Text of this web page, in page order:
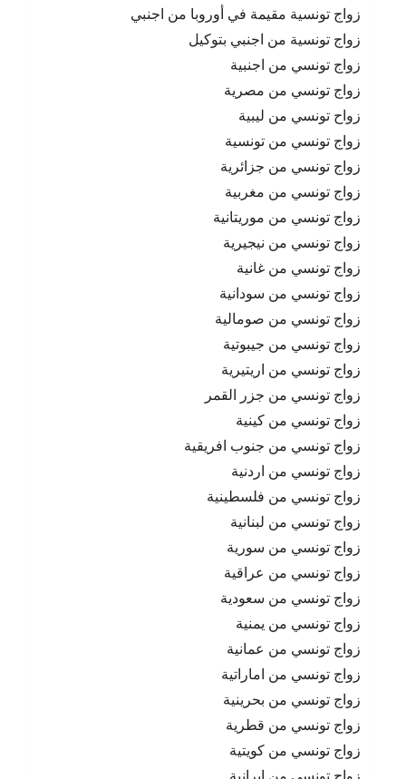
زواج تونسية مقيمة في أوروبا من اجنبي
زواج تونسية من اجنبي بتوكيل
زواج تونسي من اجنبية
زواج تونسي من مصرية
زواح تونسي من ليبية
زواج تونسي من تونسية
زواج تونسي من جزائرية
زواج تونسي من مغربية
زواج تونسي من موريتانية
زواج تونسي من نيجيرية
زواج تونسي من غانية
زواج تونسي من سودانية
زواج تونسي من صومالية
زواج تونسي من جيبوتية
زواج تونسي من اريتيرية
زواج تونسي من جزر القمر
زواج تونسي من كينية
زواج تونسي من جنوب افريقية
زواج تونسي من اردنية
زواج تونسي من فلسطينية
زواج تونسي من لبنانية
زواج تونسي من سورية
زواج تونسي من عراقية
زواج تونسي من سعودية
زواج تونسي من يمنية
زواج تونسي من عمانية
زواج تونسي من اماراتية
زواج تونسي من بحرينية
زواج تونسي من قطرية
زواج تونسي من كويتية